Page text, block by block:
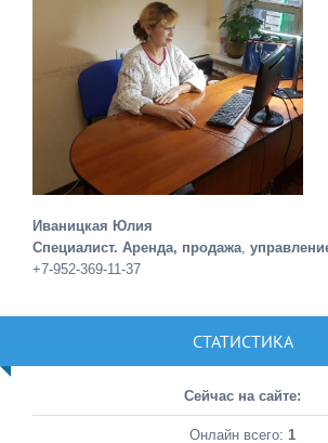
Иваницкая Юлия
Специалист. Аренда, продажа
+7-952-369-11-37
СТАТИСТИКА
Сейчас на сайте:
Онлайн всего: 1